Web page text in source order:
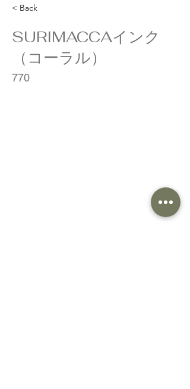
< Back
SURIMACCAインク
（コーラル）
770